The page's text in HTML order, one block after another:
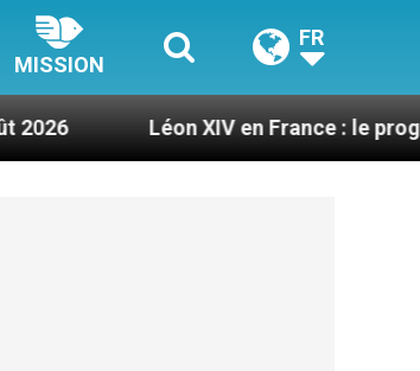
MISSION
FR
Léon XIV en France : le programme